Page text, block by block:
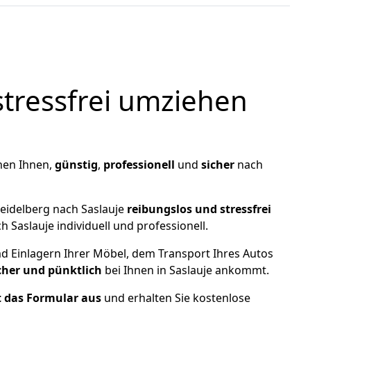
umziehen
Ihnen, günstig, professionell und sicher nach
nach Saslauje reibungslos und stressfrei
Saslauje individuell und professionell.
Einlagern Ihrer Möbel, dem Transport Ihres Autos
und pünktlich bei Ihnen in Saslauje ankommt.
Formular aus und erhalten Sie kostenlose